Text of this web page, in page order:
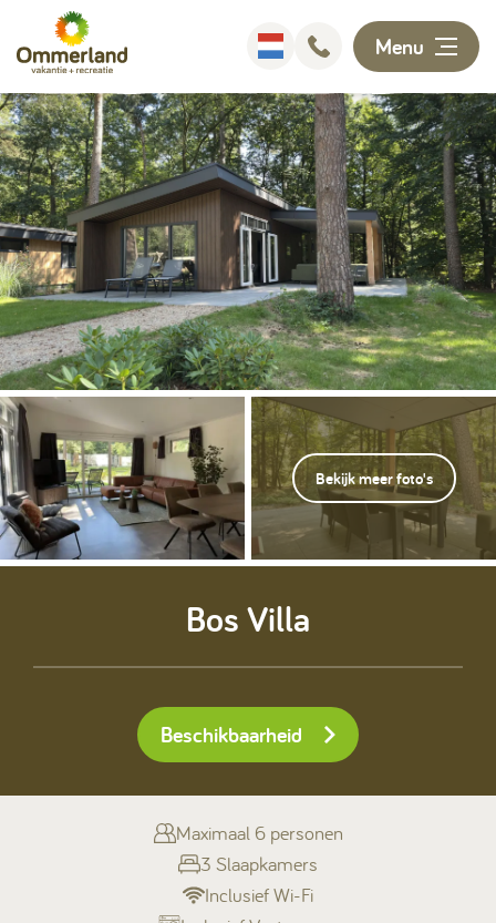
Menu
Overnachten
Faciliteiten
Animatie
Omgeving
Ontdekken
Informatie
Kamperen
+31 (0) 529 451 362
Gastinformatie
Bekijk meer foto's
Bos Villa
Beschikbaarheid
Maximaal 6 personen
3 Slaapkamers
Inclusief Wi-Fi